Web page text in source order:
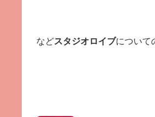
などスタジオロイブについて